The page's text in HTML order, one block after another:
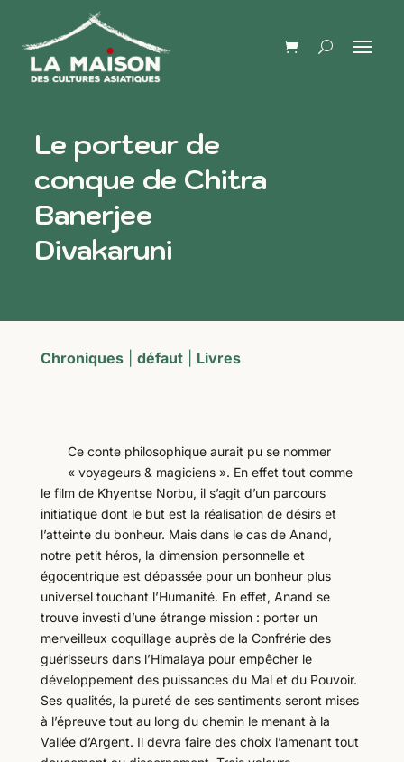
Le porteur de
conque de Chitra
Banerjee
Divakaruni
Chroniques| défaut| Livres
Ce conte philosophique aurait pu se nommer
« voyageurs & magiciens ». En effet tout comme
le film de Khyentse Norbu, il s’agit d’un parcours
initiatique dont le but est la réalisation de désirs et
l’atteinte du bonheur. Mais dans le cas de Anand,
notre petit héros, la dimension personnelle et
égocentrique est dépassée pour un bonheur plus
universel touchant l’Humanité. En effet, Anand se
trouve investi d’une étrange mission : porter un
merveilleux coquillage auprès de la Confrérie des
guérisseurs dans l’Himalaya pour empêcher le
développement des puissances du Mal et du Pouvoir.
Ses qualités, la pureté de ses sentiments seront mises
à l’épreuve tout au long du chemin le menant à la
Vallée d’Argent. Il devra faire des choix l’amenant tout